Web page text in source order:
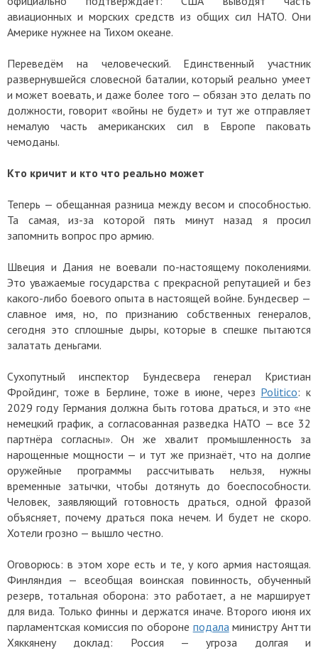
авиационных и морских средств из общих сил НАТО. Они
Америке нужнее на Тихом океане.
Переведём на человеческий. Единственный участник
развернувшейся словесной баталии, который реально умеет
и может воевать, и даже более того — обязан это делать по
должности, говорит «войны не будет» и тут же отправляет
немалую часть американских сил в Европе паковать
чемоданы.
Кто кричит и кто что реально может
Теперь — обещанная разница между весом и способностью.
Та самая, из-за которой пять минут назад я просил
запомнить вопрос про армию.
Швеция и Дания не воевали по-настоящему поколениями.
Это уважаемые государства с прекрасной репутацией и без
какого-либо боевого опыта в настоящей войне. Бундесвер —
славное имя, но, по признанию собственных генералов,
сегодня это сплошные дыры, которые в спешке пытаются
залатать деньгами.
Сухопутный инспектор Бундесвера генерал Кристиан
Фройдинг, тоже в Берлине, тоже в июне, через Politico: к
2029 году Германия должна быть готова драться, и это «не
немецкий график, а согласованная разведка НАТО — все 32
партнёра согласны». Он же хвалит промышленность за
нарощенные мощности — и тут же признаёт, что на долгие
оружейные программы рассчитывать нельзя, нужны
временные затычки, чтобы дотянуть до боеспособности.
Человек, заявляющий готовность драться, одной фразой
объясняет, почему драться пока нечем. И будет не скоро.
Хотели грозно — вышло честно.
Оговорюсь: в этом хоре есть и те, у кого армия настоящая.
Финляндия — всеобщая воинская повинность, обученный
резерв, тотальная оборона: это работает, а не марширует
для вида. Только финны и держатся иначе. Второго июня их
парламентская комиссия по обороне подала министру Антти
Хяккянену доклад: Россия — угроза долгая и